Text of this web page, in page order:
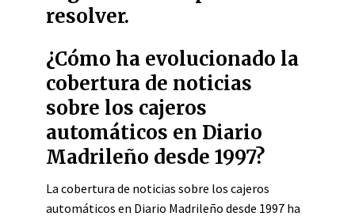
resolver.
¿Cómo ha evolucionado la
cobertura de noticias
sobre los cajeros
automáticos en Diario
Madrileño desde 1997?
La cobertura de noticias sobre los cajeros
automáticos en Diario Madrileño desde 1997 ha